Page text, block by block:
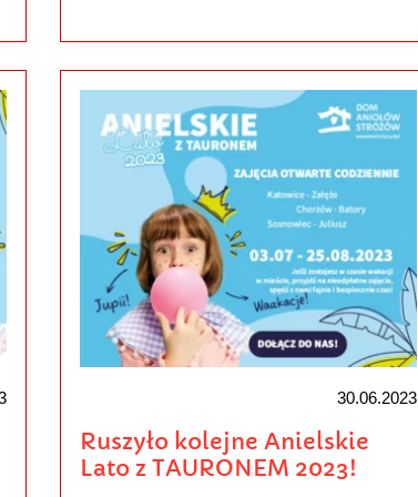
30.06.2023
Ruszyło kolejne Anielskie
Lato z TAURONEM 2023!